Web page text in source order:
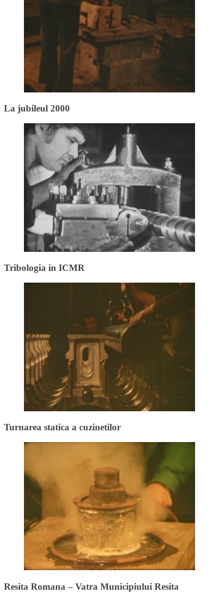
La jubileul 2000
Tribologia in ICMR
Turnarea statica a cuzinetilor
Resita Romana – Vatra Municipiului Resita